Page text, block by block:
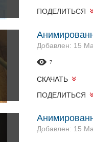
ПОДЕЛИТЬСЯ
Добавлен: 15
7
СКАЧАТЬ
ПОДЕЛИТЬСЯ
Добавлен: 15